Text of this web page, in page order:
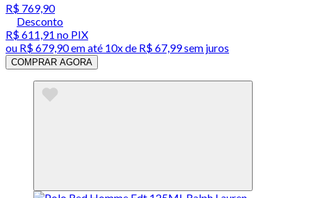
R$ 769,90
Desconto
R$ 611,91 no PIX
ou R$ 679,90em até 10x de R$ 67,99 sem juros
COMPRAR AGORA